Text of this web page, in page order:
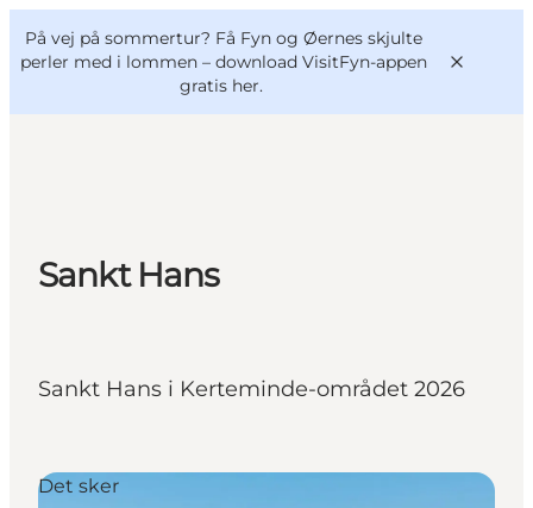
På vej på sommertur? Få Fyn og Øernes skjulte
perler med i lommen – download VisitFyn-appen
gratis her.
Oplevelser
Outdoor
Book lokale oplevelser
VisitFyn
Deutsch
Sankt Hans
Sankt Hans i Kerteminde-området 2026
Det sker